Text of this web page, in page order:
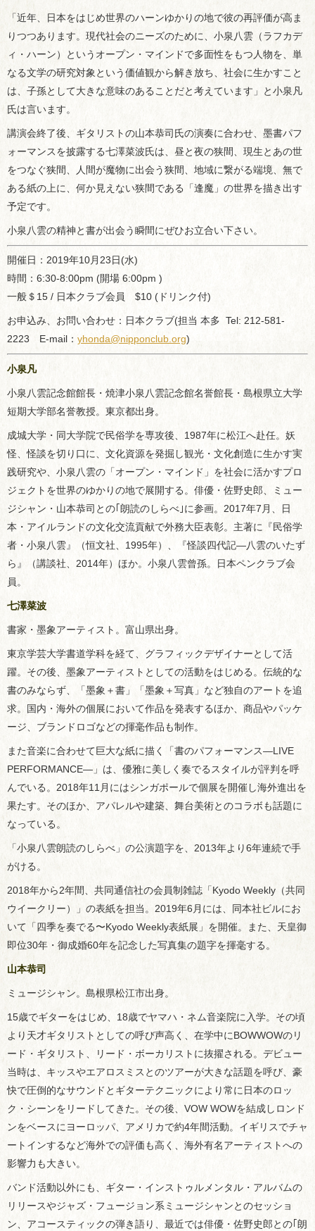
「近年、日本をはじめ世界のハーンゆかりの地で彼の再評価が高ま
りつつあります。現代社会のニーズのために、小泉八雲（ラフカデ
ィ・ハーン）というオープン・マインドで多面性をもつ人物を、単
なる文学の研究対象という価値観から解き放ち、社会に生かすこと
は、子孫として大きな意味のあることだと考えています」と小泉凡
氏は言います。
講演会終了後、ギタリストの山本恭司氏の演奏に合わせ、墨書パフ
ォーマンスを披露する七澤菜波氏は、昼と夜の狭間、現生とあの世
をつなぐ狭間、人間が魔物に出会う狭間、地域に繋がる端境、無で
ある紙の上に、何か見えない狭間である「逢魔」の世界を描き出す
予定です。
小泉八雲の精神と書が出会う瞬間にぜひお立合い下さい。
開催日：2019年10月23日(水)
時間：6:30-8:00pm (開場 6:00pm )
一般＄15 / 日本クラブ会員 $10 (ドリンク付)
お申込み、お問い合わせ：日本クラブ(担当 本多 Tel: 212-581-
2223 E-mail： yhonda@nipponclub.org)
小泉凡
小泉八雲記念館館長・焼津小泉八雲記念館名誉館長・島根県立大学
短期大学部名誉教授。東京都出身。
成城大学・同大学院で民俗学を専攻後、1987年に松江へ赴任。妖
怪、怪談を切り口に、文化資源を発掘し観光・文化創造に生かす実
践研究や、小泉八雲の「オープン・マインド」を社会に活かすプロ
ジェクトを世界のゆかりの地で展開する。俳優・佐野史郎、ミュー
ジシャン・山本恭司との｢朗読のしらべ｣に参画。2017年7月、日
本・アイルランドの文化交流貢献で外務大臣表彰。主著に『民俗学
者・小泉八雲』（恒文社、1995年）、『怪談四代記―八雲のいたず
ら』（講談社、2014年）ほか。小泉八雲曾孫。日本ペンクラブ会
員。
七澤菜波
書家・墨象アーティスト。富山県出身。
東京学芸大学書道学科を経て、グラフィックデザイナーとして活
躍。その後、墨象アーティストとしての活動をはじめる。伝統的な
書のみならず、「墨象＋書」「墨象＋写真」など独自のアートを追
求。国内・海外の個展において作品を発表するほか、商品やパッケ
ージ、ブランドロゴなどの揮毫作品も制作。
また音楽に合わせて巨大な紙に描く「書のパフォーマンス―LIVE
PERFORMANCE―」は、優雅に美しく奏でるスタイルが評判を呼
んでいる。2018年11月にはシンガポールで個展を開催し海外進出を
果たす。そのほか、アパレルや建築、舞台美術とのコラボも話題に
なっている。
「小泉八雲朗読のしらべ」の公演題字を、2013年より6年連続で手
がける。
2018年から2年間、共同通信社の会員制雑誌「Kyodo Weekly（共同
ウイークリー）」の表紙を担当。2019年6月には、同本社ビルにお
いて「四季を奏でる〜Kyodo Weekly表紙展」を開催。また、天皇御
即位30年・御成婚60年を記念した写真集の題字を揮毫する。
山本恭司
ミュージシャン。島根県松江市出身。
15歳でギターをはじめ、18歳でヤマハ・ネム音楽院に入学。その頃
より天才ギタリストとしての呼び声高く、在学中にBOWWOWのリ
ード・ギタリスト、リード・ボーカリストに抜擢される。デビュー
当時は、キッスやエアロスミスとのツアーが大きな話題を呼び、豪
快で圧倒的なサウンドとギターテクニックにより常に日本のロッ
ク・シーンをリードしてきた。その後、VOW WOWを結成しロンド
ンをベースにヨーロッパ、アメリカで約4年間活動。イギリスでチャ
ートインするなど海外での評価も高く、海外有名アーティストへの
影響力も大きい。
バンド活動以外にも、ギター・インストゥルメンタル・アルバムの
リリースやジャズ・フュージョン系ミュージシャンとのセッショ
ン、アコースティックの弾き語り、最近では俳優・佐野史郎との｢朗